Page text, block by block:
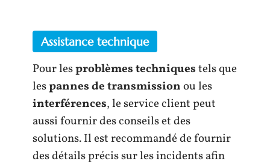
Assistance technique
Pour lesproblèmes techniquestels que
lespannes de transmissionou les
interférences, le service client peut
aussi fournir des conseils et des
solutions. Il est recommandé de fournir
des détails précis sur les incidents afin